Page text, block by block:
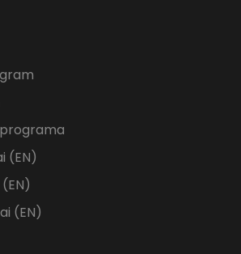
(EN)
(EN)